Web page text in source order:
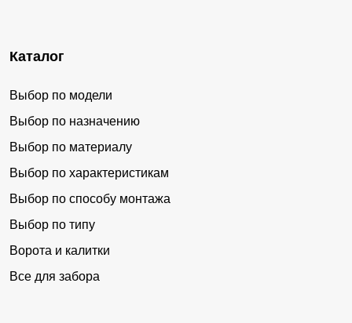
Каталог
Выбор по модели
Выбор по назначению
Выбор по материалу
Выбор по характеристикам
Выбор по способу монтажа
Выбор по типу
Ворота и калитки
Все для забора